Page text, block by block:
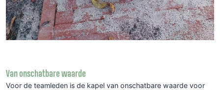
Van onschatbare waarde
Voor de teamleden is de kapel van onschatbare waarde voor